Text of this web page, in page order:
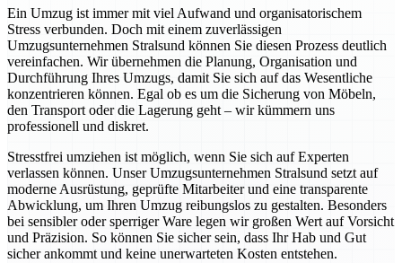
Ein Umzug ist immer mit viel Aufwand und organisatorischem
Stress verbunden. Doch mit einem zuverlässigen
Umzugsunternehmen Stralsund können Sie diesen Prozess deutlich
vereinfachen. Wir übernehmen die Planung, Organisation und
Durchführung Ihres Umzugs, damit Sie sich auf das Wesentliche
konzentrieren können. Egal ob es um die Sicherung von Möbeln,
den Transport oder die Lagerung geht – wir kümmern uns
professionell und diskret.
Stresstfrei umziehen ist möglich, wenn Sie sich auf Experten
verlassen können. Unser Umzugsunternehmen Stralsund setzt auf
moderne Ausrüstung, geprüfte Mitarbeiter und eine transparente
Abwicklung, um Ihren Umzug reibungslos zu gestalten. Besonders
bei sensibler oder sperriger Ware legen wir großen Wert auf Vorsicht
und Präzision. So können Sie sicher sein, dass Ihr Hab und Gut
sicher ankommt und keine unerwarteten Kosten entstehen.